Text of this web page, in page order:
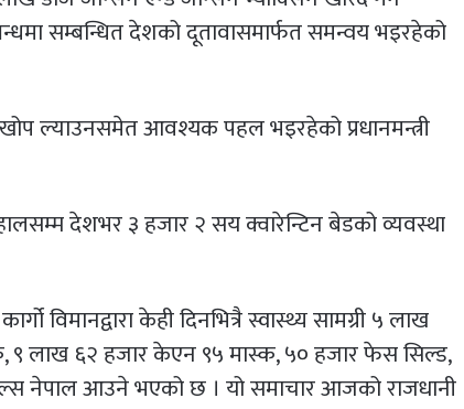
सम्बन्धित देशको दूतावासमार्फत समन्वय भइरहेको
ल्याउनसमेत आवश्यक पहल भइरहेको प्रधानमन्त्री
देशभर ३ हजार २ सय क्वारेन्टिन बेडको व्यवस्था
विमानद्वारा केही दिनभित्रै स्वास्थ्य सामग्री ५ लाख
९ लाख ६२ हजार केएन ९५ मास्क, ५० हजार फेस सिल्ड,
नेपाल आउने भएको छ । यो समाचार आजको राजधानी